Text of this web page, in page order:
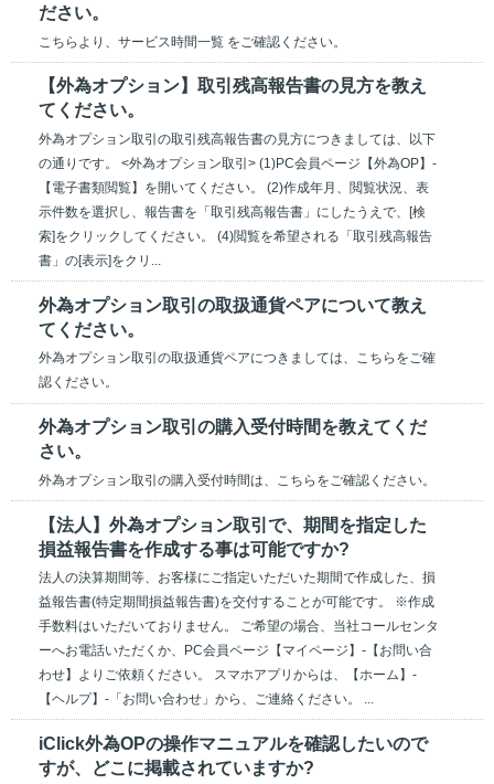
ださい。
こちらより、サービス時間一覧 をご確認ください。
【外為オプション】取引残高報告書の見方を教え
てください。
外為オプション取引の取引残高報告書の見方につきましては、以下
の通りです。 <外為オプション取引> (1)PC会員ページ【外為OP】-
【電子書類閲覧】を開いてください。 (2)作成年月、閲覧状況、表
示件数を選択し、報告書を「取引残高報告書」にしたうえで、[検
索]をクリックしてください。 (4)閲覧を希望される「取引残高報告
書」の[表示]をクリ...
外為オプション取引の取扱通貨ペアについて教え
てください。
外為オプション取引の取扱通貨ペアにつきましては、こちらをご確
認ください。
外為オプション取引の購入受付時間を教えてくだ
さい。
外為オプション取引の購入受付時間は、こちらをご確認ください。
【法人】外為オプション取引で、期間を指定した
損益報告書を作成する事は可能ですか?
法人の決算期間等、お客様にご指定いただいた期間で作成した、損
益報告書(特定期間損益報告書)を交付することが可能です。 ※作成
手数料はいただいておりません。 ご希望の場合、当社コールセンタ
ーへお電話いただくか、PC会員ページ【マイページ】-【お問い合
わせ】よりご依頼ください。 スマホアプリからは、【ホーム】-
【ヘルプ】-「お問い合わせ」から、ご連絡ください。 ...
iClick外為OPの操作マニュアルを確認したいので
すが、どこに掲載されていますか?